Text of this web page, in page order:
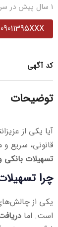
1 سال پیش در سراسر کشور
09011395XXX
کد آگهی
توضیحات
آیا یکی از
قانونی، سریع و
تسهیلات بانکی
چرا
یکی از چالش‌های
است. اما